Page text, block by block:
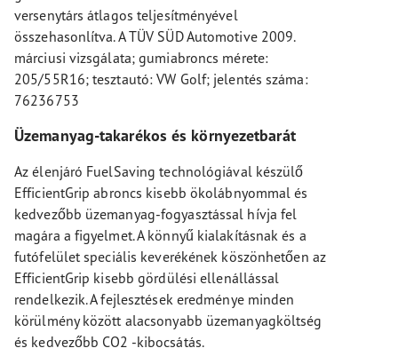
versenytárs átlagos teljesítményével
összehasonlítva. A TÜV SÜD Automotive 2009.
márciusi vizsgálata; gumiabroncs mérete:
205/55R16; tesztautó: VW Golf; jelentés száma:
76236753
Üzemanyag-takarékos és környezetbarát
Az élenjáró FuelSaving technológiával készülő
EfficientGrip abroncs kisebb ökolábnyommal és
kedvezőbb üzemanyag-fogyasztással hívja fel
magára a figyelmet. A könnyű kialakításnak és a
futófelület speciális keverékének köszönhetően az
EfficientGrip kisebb gördülési ellenállással
rendelkezik. A fejlesztések eredménye minden
körülmény között alacsonyabb üzemanyagköltség
és kedvezőbb CO2 -kibocsátás.